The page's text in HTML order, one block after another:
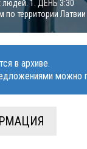
людей. 1. ДЕНЬ 3:30
по территории Латвии
в архиве.
можно